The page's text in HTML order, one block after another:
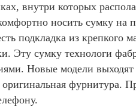
внутри которых
носить сумку на
подкладка из крепкого
Эту сумку технологи
Новые модели
фурнитура.